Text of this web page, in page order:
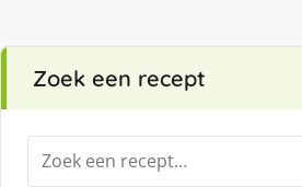
Zoek een recept
Zoeken
naar: